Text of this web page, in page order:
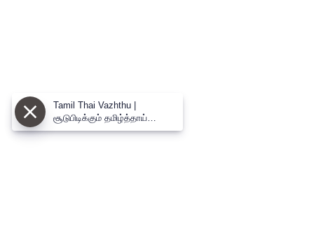
Tamil Thai Vazhthu |
சூடுபிடிக்கும் தமிழ்த்தாய்
வாழ்த்து வழக்கு - மத்திய